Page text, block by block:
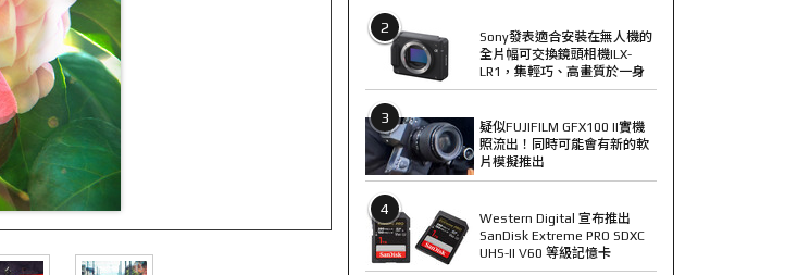
2
Sony發表適合安裝在無人機的
全片幅可交換鏡頭相機ILX-
LR1，集輕巧、高畫質於一身
3
疑似FUJIFILM GFX100 II實機
照流出！同時可能會有新的軟
片模擬推出
4
Western Digital 宣布推出
SanDisk Extreme PRO SDXC
UHS-II V60 等級記憶卡